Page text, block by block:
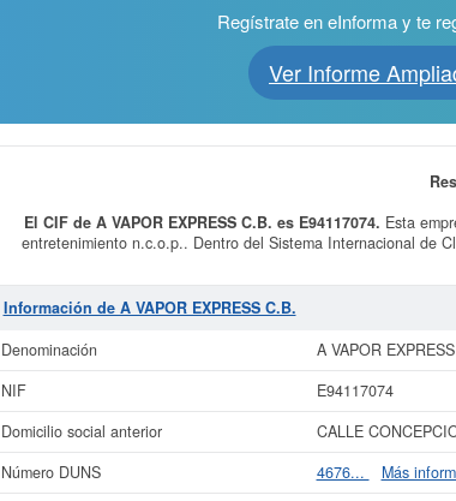
Regístrate en eInforma y te
Ver Informe
El CIF de A VAPOR EXPRESS C.B. es E94117074. Esta
entretenimiento n.c.o.p.. Dentro del Sistema Internacional de
encuentra en el SIC 79999900. Esta ficha de empresa ha sido
página puede consultar a qué
Si está interesado en conocer más datos de la empresa A
VAPOR EXPRESS C.B. y consultar los resultados de
La última actualización del
Información de A VAPOR EXPRESS C.B.
Denominación
A VAPOR
NIF
E94117074
Domicilio social anterior
CALLE
Número DUNS
4676...
Más